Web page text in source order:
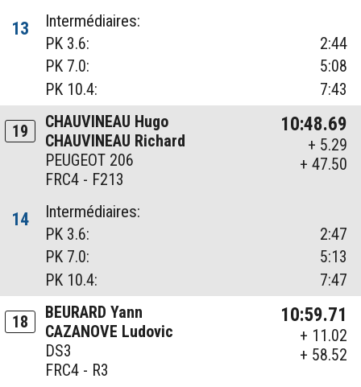
13
Intermédiaires:
PK 3.6:
2:44
PK 7.0:
5:08
PK 10.4:
7:43
19
CHAUVINEAU Hugo
CHAUVINEAU Richard
PEUGEOT 206
FRC4 - F213
10:48.69
+ 5.29
+ 47.50
14
Intermédiaires:
PK 3.6:
2:47
PK 7.0:
5:13
PK 10.4:
7:47
18
BEURARD Yann
CAZANOVE Ludovic
DS3
FRC4 - R3
10:59.71
+ 11.02
+ 58.52